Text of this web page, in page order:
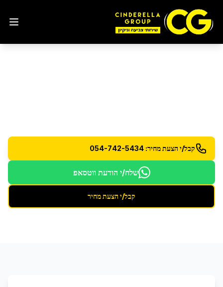
קבל/י הצעת מחיר: 054-742-5434
שלח/י הודעת ווטסאפ
קבל/י הצעת מחיר